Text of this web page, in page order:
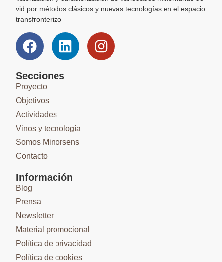
vid por métodos clásicos y nuevas tecnologías en el espacio
transfronterizo
Secciones
Proyecto
Objetivos
Actividades
Vinos y tecnología
Somos Minorsens
Contacto
Información
Blog
Prensa
Newsletter
Material promocional
Política de privacidad
Política de cookies